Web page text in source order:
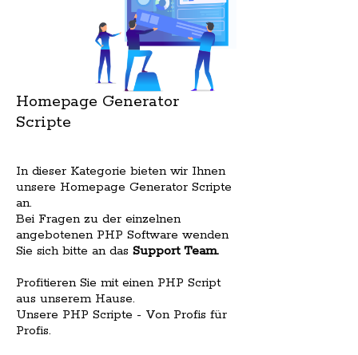
Homepage Generator
Scripte
In dieser Kategorie bieten wir Ihnen
unsere Homepage Generator Scripte
an.
Bei Fragen zu der einzelnen
angebotenen PHP Software wenden
Sie sich bitte an das Support Team.
Profitieren Sie mit einen PHP Script
aus unserem Hause.
Unsere PHP Scripte - Von Profis für
Profis.